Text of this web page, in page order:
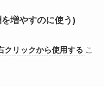
増やすのに使う)
クリックから使用する こ